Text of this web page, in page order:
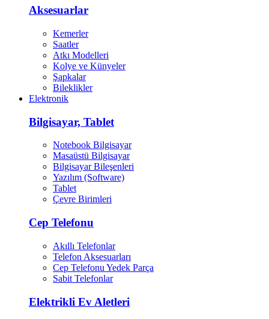
Aksesuarlar
Kemerler
Saatler
Atkı Modelleri
Kolye ve Künyeler
Şapkalar
Bileklikler
Elektronik
Bilgisayar, Tablet
Notebook Bilgisayar
Masaüstü Bilgisayar
Bilgisayar Bileşenleri
Yazılım (Software)
Tablet
Çevre Birimleri
Cep Telefonu
Akıllı Telefonlar
Telefon Aksesuarları
Cep Telefonu Yedek Parça
Sabit Telefonlar
Elektrikli Ev Aletleri